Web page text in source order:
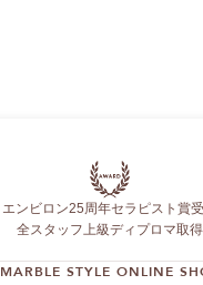
エンビロン25周年セラピスト賞
全スタッフ上級ディプロマ取得
MARBLE STYLE ONLINE